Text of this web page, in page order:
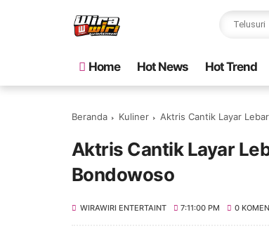
Home Hot News Hot Trend
Beranda Kuliner Aktris Cantik Layar
Aktris Cantik Layar
Bondowoso
WIRAWIRI ENTERTAINT 7:11:00 PM 0